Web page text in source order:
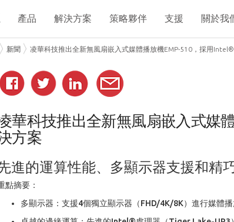
產品 解決方案 策略夥伴 支援 關於我
新聞 凌華科技推出全新無風扇嵌入式媒體播放機EMP-510，採用
華科技推出全新無風扇嵌入式媒
方案
進的運算性能、多顯示器支援和精
點摘要：
多顯示器：支援4個獨立顯示器（FHD/4K/8K）進行媒體